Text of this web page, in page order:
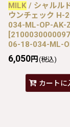
MILK / シャルル
ウンチェック H-
034-ML-OP-AK-
[
06-18-034-ML-
6,050円 (税込)
カートに